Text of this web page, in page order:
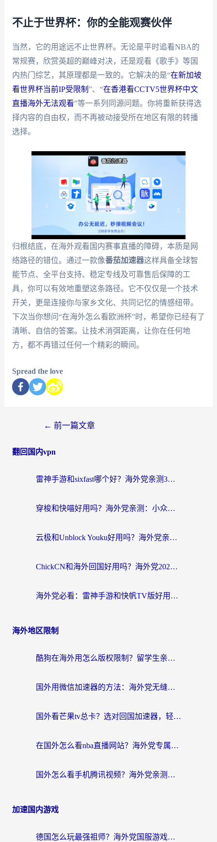
不止于世界杯：你的全能观赛伙伴
当然，它的用途远不止世界杯。无论是平时追看NBA的
常规赛，欣赏英超的巅峰对决，还是观看《歌手》等国
内热门综艺，其原理都是一致的。它解决的是“在新加坡
看世界杯当前IP受限制 ”、“在香港看CCTV5世界杯中文
直播海外无法观看”等一系列同源问题。你将重新获得选
择内容的自由权，而不再被动接受所在地区有限的转播
选择。
归根结底，在海外观看国内赛事直播的障碍，本质是网
络路径的错位。通过一款像番茄加速器这样具备全球智
能节点、全平台支持、稳定专线及可靠售后保障的工
具，你可以有效地重塑这条路径。它不仅仅是一个技术
开关，更是连接你与家乡文化、共同记忆的情感纽带。
下次当你想问“在海外怎么看欧洲杯”时，希望你已经有了
清晰、自信的答案。让技术消弭距离，让你在任何地
方，都不再错过任何一个精彩的瞬间。
Spread the love
← 前一篇文章
翻回国内vpn
雷神手游和sixfast哪个好？海外党亲测3款回国加速器，教你选对不踩坑
穿梭和快喵好用吗？海外党亲测：小众加速器对比+番茄加速器深度体验
云极和Unblock Youku好用吗？海外党亲测+2026回国加速器避坑指南
ChickCN和海外回国好用吗？海外党2026亲测：从手游到影音，选对加速器的3个关键
海外党必看：雷神手游和快帆TV版好用吗？3步选对回国加速器不踩坑
海外地区限制
酷狗在海外用怎么版权限制？留学生亲测：3步解决听国内音乐难题
国外用微信加速器的方法：海外党无缝连接国内生活的实用指南
国外看芒果tv总卡？选对回国加速器，轻松追《浪姐》不费劲
在国外怎么看nba直播网站？海外党专属体育观赛指南，告别地区限制！
国外怎么看手机腾讯视频？海外党亲测有效的追剧加速器选择指南
加速国内游戏
德国怎么玩最强祖师？海外党国服游戏加速器选择全攻略（附宝可梦Online实测）